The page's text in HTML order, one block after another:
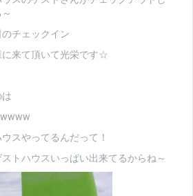
チェックイン
に来て頂いて光栄です☆
スやってるんだって！
トハウスいっぱい出来てるからね～